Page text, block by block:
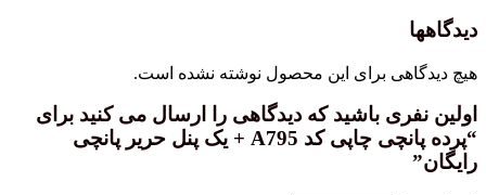
برای این محصول نوشته نشده است.
باشید که دیدگاهی را ارسال می کنید برای
“پرده پانچی چاپی کد A795 + یک پنل حریر پانچی